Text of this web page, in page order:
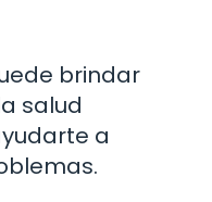
brindar
salud
a